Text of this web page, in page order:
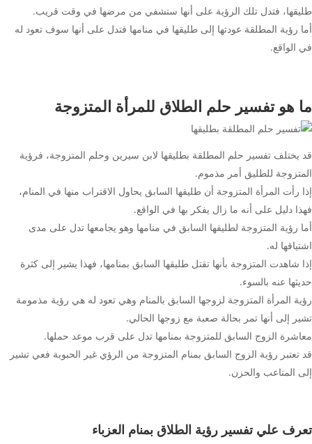
طليقها، فتدل تلك الرؤية على أنها ستشفي من مرضها في وقت قريب.
أما رؤية المطلقة عودتها إلى طليقها في منامها فتدل على أنها سوف تعود له
في الواقع.
ما هو تفسير حلم الطلاق للمرأة المتزوجة
قد يختلف تفسير حلم المطلقة بطليقها لابن سيرين وحلم المتزوجة، فرؤية
المتزوجة للطليق أمر مذموم.
إذا رأت المرأة المتزوجة أن طليقها السابق يحاول الاقتراب منها في المنام،
فهذا دليل على أنه ما زال يفكر بها في الواقع.
أما رؤية المتزوجة لطليقها السابق في منامها وهو يجامعها تدل على مدى
اشتياقها له.
إذا شاهدت المتزوجة بأنها تقتل طليقها السابق بمنامها، فهذا يشير إلى كثرة
حديثها عنه بالسوء.
رؤية المرأة المتزوجة لزوجها السابق بالمنام وهي تعود له هي رؤية مذمومة
تشير إلى أنها تمر بحالة صعبة مع زوجها الحالي.
معاشرة الزوج السابق للمتزوجة بمنامها تدل على قرب موعد حملها.
قد تعتبر رؤية الزوج السابق بمنام المتزوجة من الرؤي غير الحبوبة فعي تشير
إلى المتاعب والحزن.
تعرف علي تفسير رؤية الطلاق بمنام العزباء